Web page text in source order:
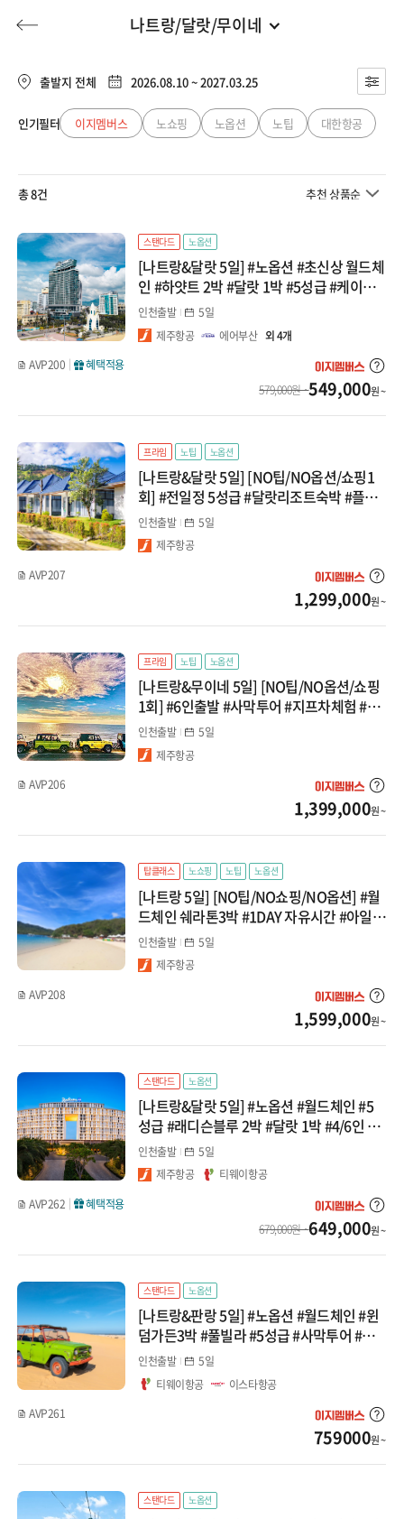
허니문 기획전/홈쇼핑 이벤트/혜택
투어플랜
허니문
나트랑/달랏/무이네
유럽
동남아
일본
대만/홍콩/마카오
미주/캐나다/중남미
호주/뉴질랜드
중앙아시아/코카서스
지방출발
베트남
하노이/하롱베이
태국
방콕/파타야
말레이시아
코타키나발루
쿠알라룸푸르
출발지 전체 2026.08.10 ~ 2027.03.25
인기필터 이지멤버스 노쇼핑 노옵션 노팁 대한항공
총 8건 추천 상품순
스탠다드 노옵션
[나트랑&달랏 5일] #노옵션 #초신상 월드체
인 #하얏트 2박 #달랏 1박 #5성급 #케이블
카편도 #레일바이크 #지프차체험 #달랏야
시장 패키지
인천출발
5일
제주항공
에어부산 외 4개
AVP200
혜택적용
549,000원 ~
579,000원 ~
프라임 노팁 노옵션
[나트랑&달랏 5일] [NO팁/NO옵션/쇼핑1
회] #전일정 5성급 #달랏리조트숙박 #플라
워가든 #전신마사지 #달랏야시장 #3대스페
셜간식 패키지
인천출발
5일
제주항공
AVP207
1,299,000원 ~
프라임 노팁 노옵션
[나트랑&무이네 5일] [NO팁/NO옵션/쇼핑
1회] #6인출발 #사막투어 #지프차체험 #요
정의샘 #전신마사지 #야간시티투어 #시내
관광 패키지
인천출발
5일
제주항공
AVP206
1,399,000원 ~
탑클래스 노쇼핑 노팁 노옵션
[나트랑 5일] [NO팁/NO쇼핑/NO옵션] #월
드체인 쉐라톤3박 #1DAY 자유시간 #아일랜
드 호핑투어 #전신마사지 #시내관광 세미패
키지
인천출발
5일
제주항공
AVP208
1,599,000원 ~
스탠다드 노옵션
[나트랑&달랏 5일] #노옵션 #월드체인 #5
성급 #래디슨블루 2박 #달랏 1박 #4/6인 나
트랑 2박 풀빌라 업그레이드 #빈원더스 야
간투어 #달랏야시장 패키지
인천출발
5일
제주항공
티웨이항공
AVP262
혜택적용
649,000원 ~
679,000원 ~
스탠다드 노옵션
[나트랑&판랑 5일] #노옵션 #월드체인 #윈
덤가든3박 #풀빌라 #5성급 #사막투어 #지
프투어 #빈원더스 야간투어 #시내관광 패키
지
인천출발
5일
티웨이항공
이스타항공
AVP261
759000원 ~
스탠다드 노옵션